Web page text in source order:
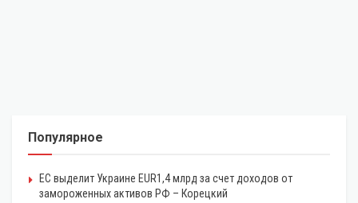
Популярное
ЕС выделит Украине EUR1,4 млрд за счет доходов от
замороженных активов РФ – Корецкий